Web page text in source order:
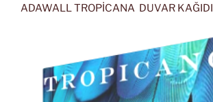
ADAWALL TROPİCANA DUVAR KAĞIDI